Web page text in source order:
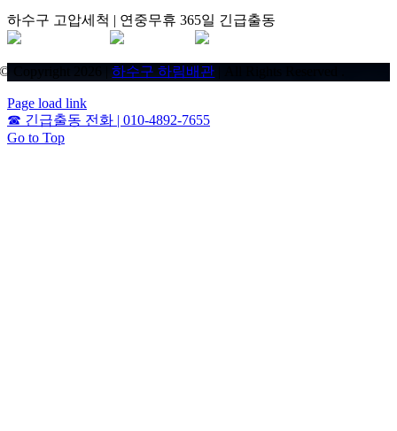
하수구 고압세척 | 연중무휴 365일 긴급출동
© Copyright 2026 |하수구 하림배관
Page load link
☎ 긴급출동 전화 | 010-4892-7655
Go to Top